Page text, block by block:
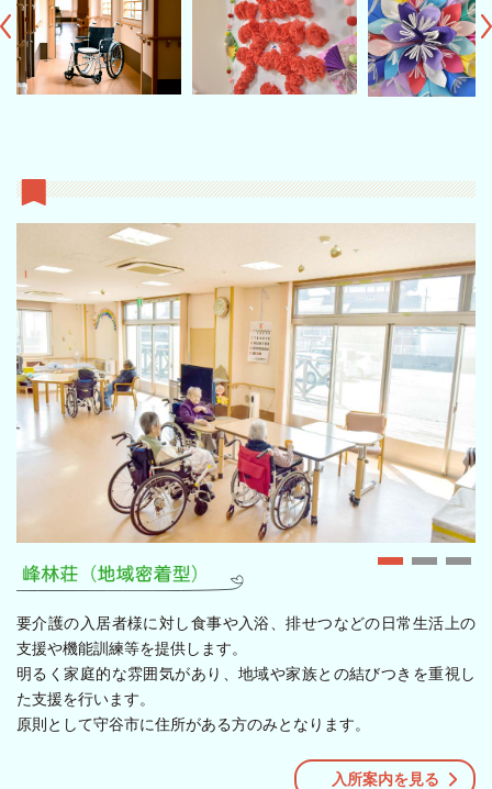
要介護の入居者様に対し食事や入浴、排せつなどの日常生活上の
支援や機能訓練等を提供します。
明るく家庭的な雰囲気があり、地域や家族との結びつきを重視し
た支援を行います。
原則として守谷市に住所がある方のみとなります。
入所案内を見る